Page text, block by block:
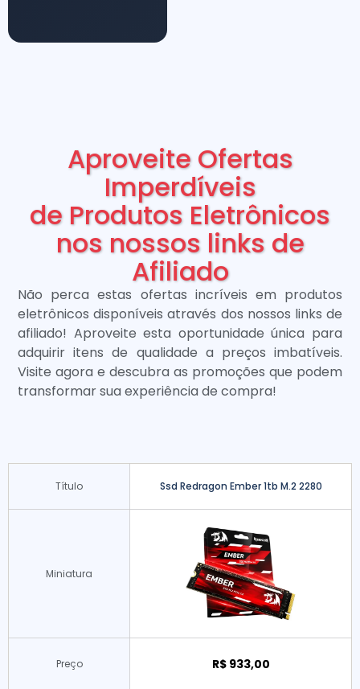
Aproveite Ofertas
Imperdíveis
de Produtos Eletrônicos
nos nossos links de
Afiliado
Não perca estas ofertas incríveis em produtos
eletrônicos disponíveis através dos nossos links de
afiliado! Aproveite esta oportunidade única para
adquirir itens de qualidade a preços imbatíveis.
Visite agora e descubra as promoções que podem
transformar sua experiência de compra!
Título Ssd Redragon Ember 1tb M.2 2280
Miniatura
Preço R$ 933,00